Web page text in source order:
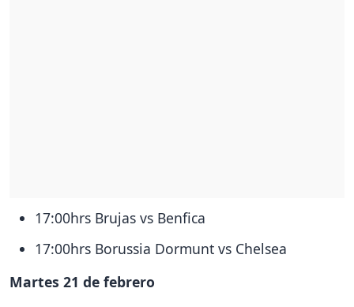
17:00hrs Brujas vs Benfica
17:00hrs Borussia Dormunt vs Chelsea
Martes 21 de febrero